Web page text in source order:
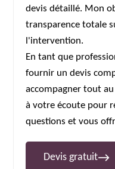
devis détaillé. Mon
transparence totale
l'intervention.
En tant que
fournir un devis
accompagner tout
à votre écoute pour
questions et vous
Devis gratuit